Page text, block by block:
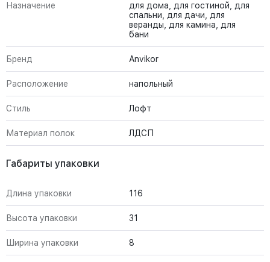
Назначение
для дома, для гостиной, для
спальни, для дачи, для
веранды, для камина, для
бани
Бренд Anvikor
Расположение напольный
Стиль Лофт
Материал полок ЛДСП
Габариты упаковки
Длина упаковки 116
Высота упаковки 31
Ширина упаковки 8